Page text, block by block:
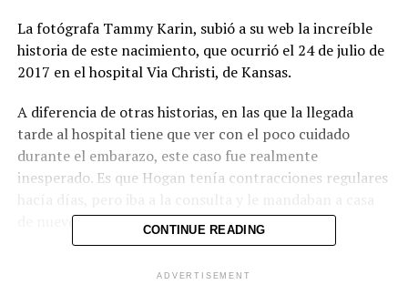
La fotógrafa Tammy Karin, subió a su web la increíble
historia de este nacimiento, que ocurrió el 24 de julio de
2017 en el hospital Via Christi, de Kansas.
A diferencia de otras historias, en las que la llegada
tarde al hospital tiene que ver con el poco cuidado
durante el embarazo, este caso fue realmente
inesperado. Es que Hogan tenía contracciones regulares
de nuevo. Así, en tres ocasiones.
cuándo el verdadero momento llegara. «Perdí la fe en mi
CONTINUE READING
ADVERTISEMENT